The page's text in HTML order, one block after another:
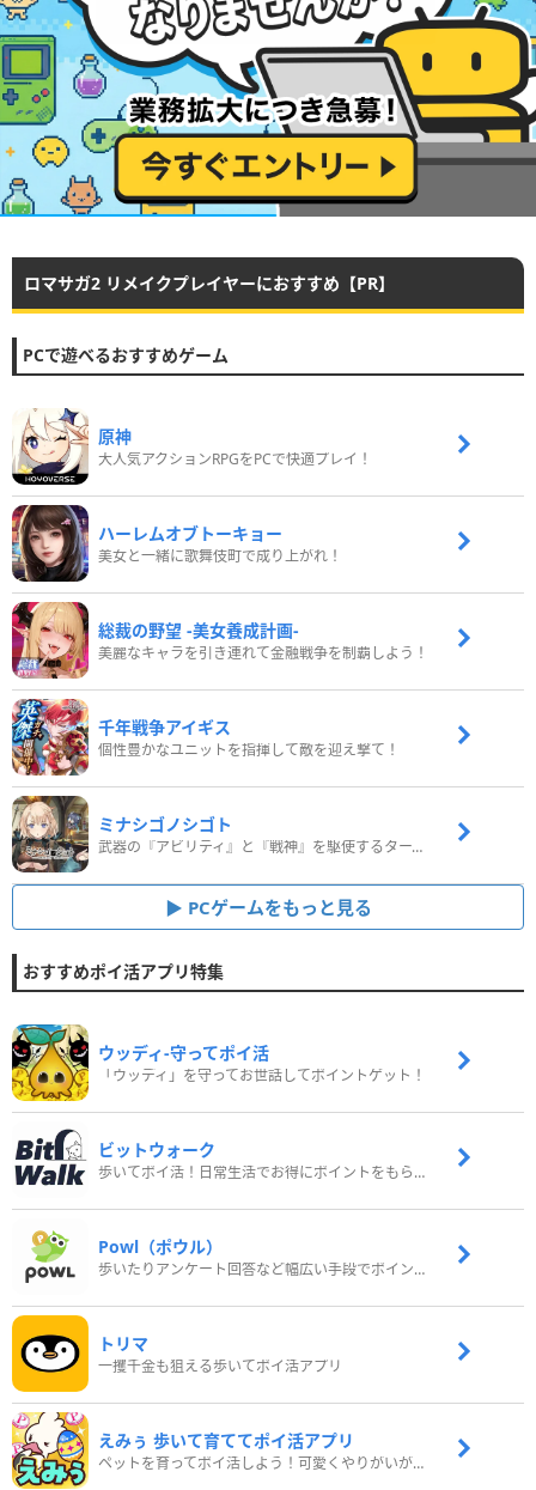
ロマサガ2 リメイクプレイヤーにおすすめ【PR】
PCで遊べるおすすめゲーム
原神
大人気アクションRPGをPCで快適プレイ！
ハーレムオブトーキョー
美女と一緒に歌舞伎町で成り上がれ！
総裁の野望 -美女養成計画-
美麗なキャラを引き連れて金融戦争を制覇しよう！
千年戦争アイギス
個性豊かなユニットを指揮して敵を迎え撃て！
ミナシゴノシゴト
武器の『アビリティ』と『戦神』を駆使するターン制コマンドバトルRPG！
PCゲームをもっと見る
おすすめポイ活アプリ特集
ウッディ‐守ってポイ活
「ウッディ」を守ってお世話してポイントゲット！
ビットウォーク
歩いてポイ活！日常生活でお得にポイントをもらおう
Powl（ポウル）
歩いたりアンケート回答など幅広い手段でポイントをゲット
トリマ
一攫千金も狙える歩いてポイ活アプリ
えみぅ 歩いて育ててポイ活アプリ
ペットを育ってポイ活しよう！可愛くやりがいがある新感覚アプリ